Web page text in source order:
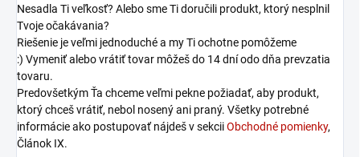
Nesadla Ti veľkosť? Alebo sme Ti doručili produkt, ktorý nesplnil
Tvoje očakávania?
Riešenie je veľmi jednoduché a my Ti ochotne pomôžeme
:) Vymeniť alebo vrátiť tovar môžeš do 14 dní odo dňa prevzatia
tovaru.
Predovšetkým Ťa chceme veľmi pekne požiadať, aby produkt,
ktorý chceš vrátiť, nebol nosený ani praný. Všetky potrebné
informácie ako postupovať nájdeš v sekciiObchodné pomienky,
Článok IX.